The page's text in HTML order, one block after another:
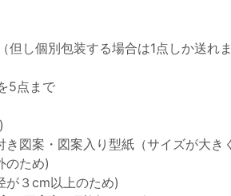
し個別包装する場合は1点しか送れま
5点まで
図案・図案入り型紙（サイズが大き
のため)
が３cm以上のため)